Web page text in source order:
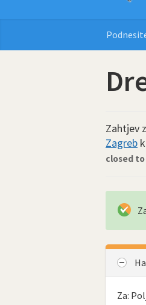
Zahtjev
Zagreb
closed
Za: